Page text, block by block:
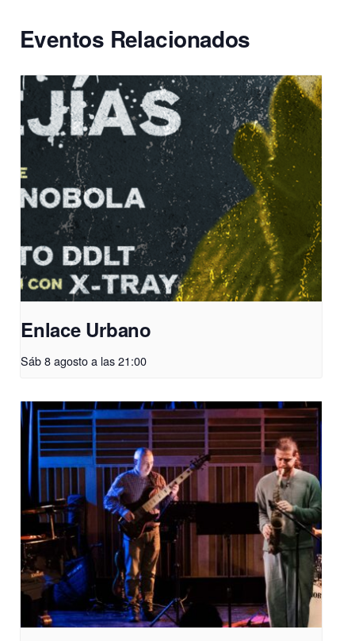
Eventos Relacionados
Enlace Urbano
Sáb 8 agosto a las 21:00